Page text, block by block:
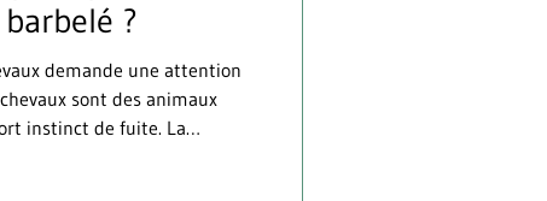
?
sont des animaux
instinct de fuite. La